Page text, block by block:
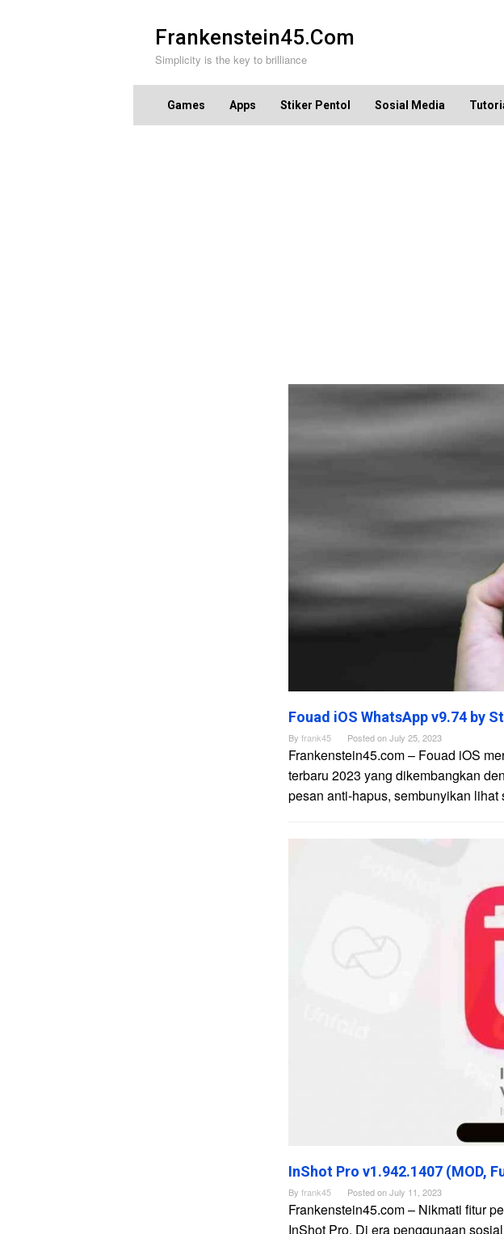
content
Frankenstein45.Com
Simplicity is the key to brilliance
Games Apps Stiker Pentol Sosial Media
Frankenstein45.Com
Fouad iOS WhatsApp v9.74 by
By frank45 Posted onJuly 25, 2023
Frankenstein45.com – Fouad iOS
terbaru 2023 yang dikembangkan
pesan anti-hapus, sembunyikan
InShot Pro v1.942.1407 (MOD,
By frank45 Posted onJuly 11, 2023
Frankenstein45.com – Nikmati fitur
InShot Pro. Di era penggunaan